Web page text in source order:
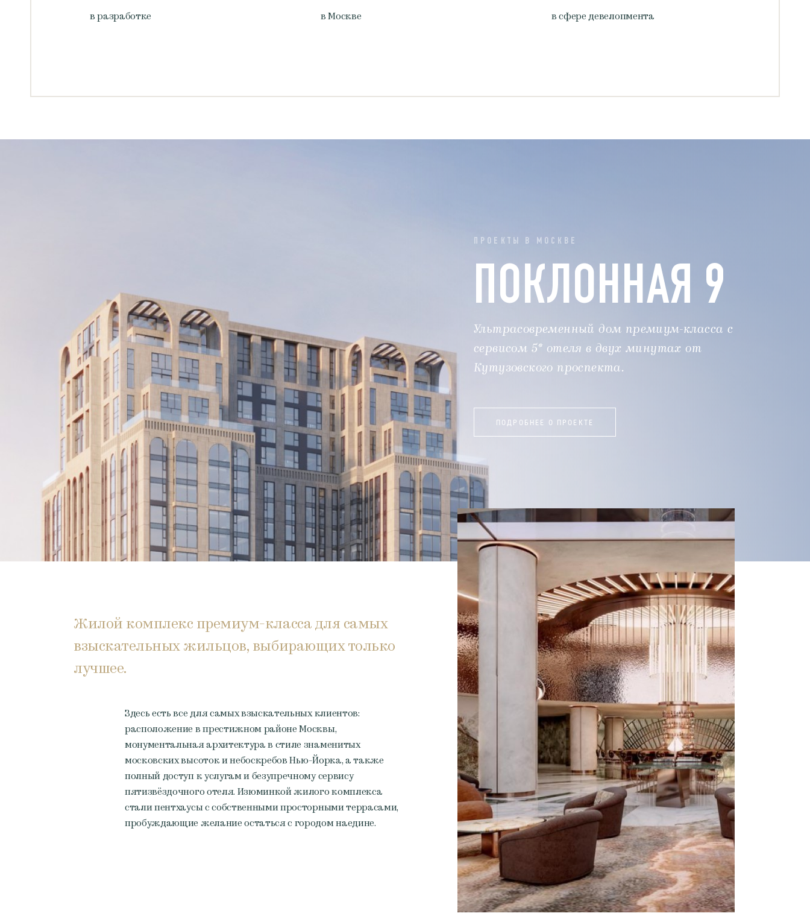
в разработке в Москве в сфере девелопмента
ПРОЕКТЫ В МОСКВЕ
ПОКЛОННАЯ 9
Ультрасовременный дом премиум-класса с
сервисом 5* отеля в двух минутах от
Кутузовского проспекта.
ПОДРОБНЕЕ О ПРОЕКТЕ
Жилой комплекс премиум-класса для самых
взыскательных жильцов, выбирающих только
лучшее.
Здесь есть все для самых взыскательных клиентов:
расположение в престижном районе Москвы,
монументальная архитектура в стиле знаменитых
московских высоток и небоскребов Нью-Йорка, а также
полный доступ к услугам и безупречному сервису
пятизвёздочного отеля. Изюминкой жилого комплекса
стали пентхаусы с собственными просторными террасами,
пробуждающие желание остаться с городом наедине.